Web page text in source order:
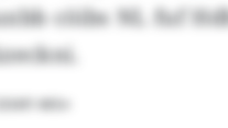
cöibs NL fuf
ws»